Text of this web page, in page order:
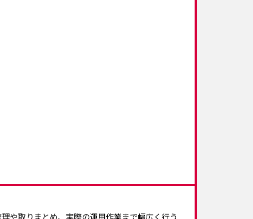
や取りまとめ、実際の運用作業まで幅広く行う